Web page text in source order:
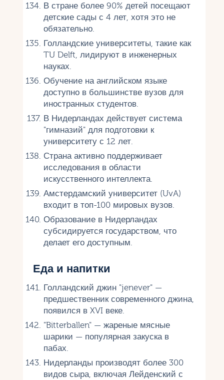
В стране более 90% детей посещают
детские сады с 4 лет, хотя это не
обязательно.
Голландские университеты, такие как
TU Delft, лидируют в инженерных
науках.
Обучение на английском языке
доступно в большинстве вузов для
иностранных студентов.
В Нидерландах действует система
"гимназий" для подготовки к
университету с 12 лет.
Страна активно поддерживает
исследования в области
искусственного интеллекта.
Амстердамский университет (UvA)
входит в топ-100 мировых вузов.
Образование в Нидерландах
субсидируется государством, что
делает его доступным.
Еда и напитки
Голландский джин "jenever" —
предшественник современного джина,
появился в XVI веке.
"Bitterballen" — жареные мясные
шарики — популярная закуска в
пабах.
Нидерланды производят более 300
видов сыра, включая Лейденский с